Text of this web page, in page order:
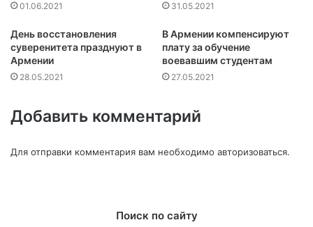
01.06.2021 31.05.2021
День восстановления
суверенитета празднуют в
Армении
28.05.2021
В Армении компенсируют
плату за обучение
воевавшим студентам
27.05.2021
Добавить комментарий
Для отправки комментария вам необходимо авторизоваться.
Поиск по сайту